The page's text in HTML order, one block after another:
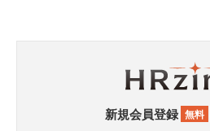
新規会員登録 無料